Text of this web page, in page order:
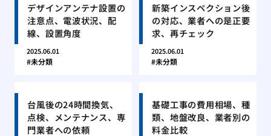
デザインアンテナ設置の
注意点、電波状況、配
線、設置角度
2025.06.01
未分類
新築インスペクション後
の対応、業者への是正要
求、再チェック
2025.06.01
未分類
台風後の24時間換気、
点検、メンテナンス、専
門業者への依頼
基礎工事の費用相場、種
類、地盤改良、業者別の
料金比較